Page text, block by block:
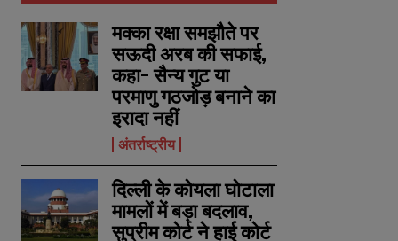
मक्का रक्षा समझौते पर
सऊदी अरब की सफाई,
कहा- सैन्य गुट या
परमाणु गठजोड़ बनाने का
इरादा नहीं
अंतर्राष्ट्रीय
दिल्ली के कोयला घोटाला
मामलों में बड़ा बदलाव,
सुप्रीम कोर्ट ने हाई कोर्ट